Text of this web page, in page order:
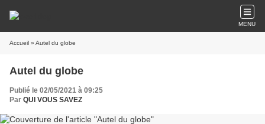
MENU
Accueil » Autel du globe
Autel du globe
Publié le 02/05/2021 à 09:25
Par QUI VOUS SAVEZ